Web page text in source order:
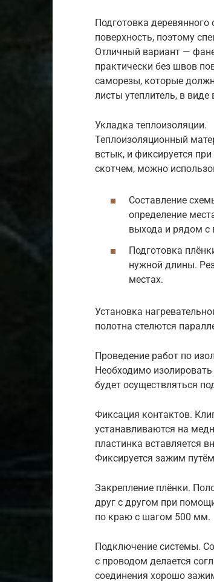
Подготовка
поверхность, поэтому
Отличный вариант —
практически без швов
саморезы, которые
листы утеплитель, в виде
Укладка теплоизоляции.
Теплоизоляционный
встык, и фиксируется
скотчем, можно
Составление
определение
выхода и рядом
Подготовка
нужной длины.
местах.
Установка
полотна стелются
Проведение работ по
Необходимо
будет осуществляться
Фиксация контактов.
устанавливаются на
пластинка вставляется
Фиксируется зажим
Закрепление плёнки.
друг с другом при
по краю с шагом 500 мм.
Подключение системы.
с проводом делается
соединения хорошо